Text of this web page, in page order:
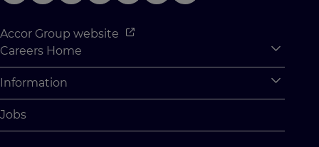
Accor Group website
Careers Home
Why Join Accor
Student Opportunities
Information
Cookie Settings
Jobs